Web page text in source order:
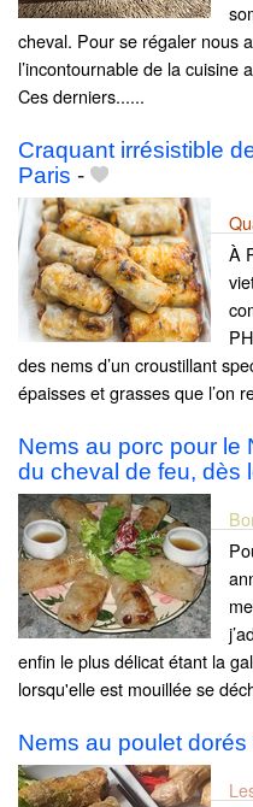
cheval. Pour se régaler nous
l’incontournable de la cuisine
Ces derniers......
Craquant irrésistible
Paris -
À
des nems d’un croustillant
épaisses et grasses que l’on
Nems au porc pour le
du cheval de feu, dès
enfin le plus délicat étant la
lorsqu'elle est mouillée se
Nems au poulet